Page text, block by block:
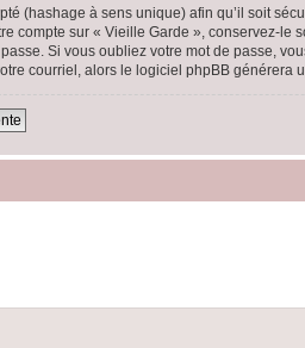
(hashage à sens unique) afin qu’il soit
compte sur « Vieille Garde », conservez-
Si vous oubliez votre mot de passe,
courriel, alors le logiciel phpBB